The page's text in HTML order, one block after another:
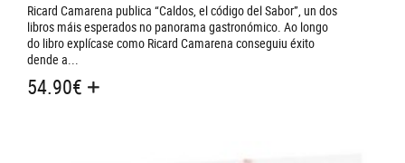
Ricard Camarena publica “Caldos, el código del Sabor”, un dos
libros máis esperados no panorama gastronómico. Ao longo
do libro explícase como Ricard Camarena conseguiu éxito
dende a...
54.90€